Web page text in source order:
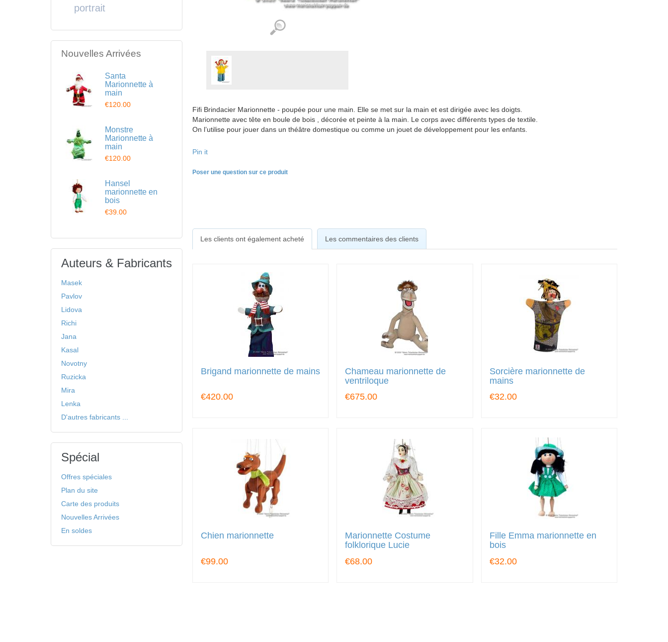
Fifi Brindacier Marionnette - poupée pour une main. Elle se met sur la main et est dirigée avec les doigts.
Marionnette avec tête en boule de bois , décorée et peinte à la main. Le corps avec différents types de textile.
On l’utilise pour jouer dans un théâtre domestique ou comme un jouet de développement pour les enfants.
Pin it
Poser une question sur ce produit
Les clients ont également acheté Les commentaires des clients
Brigand marionnette de mains
€420.00
Chameau marionnette de
ventriloque
€675.00
Sorcière marionnette de
mains
€32.00
Chien marionnette
€99.00
Marionnette Costume
folklorique Lucie
€68.00
Fille Emma marionnette en
bois
€32.00
portrait
Nouvelles Arrivées
Santa
Marionnette à
main
€120.00
Monstre
Marionnette à
main
€120.00
Hansel
marionnette en
bois
€39.00
Auteurs & Fabricants
Masek
Pavlov
Lidova
Richi
Jana
Kasal
Novotny
Ruzicka
Mira
Lenka
D'autres fabricants ...
Spécial
Offres spéciales
Plan du site
Carte des produits
Nouvelles Arrivées
En soldes